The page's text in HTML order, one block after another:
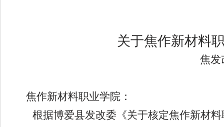
关于焦作新材料
焦发
焦作新材料职业学院：
根据博爱县发改委《关于核定焦作新材